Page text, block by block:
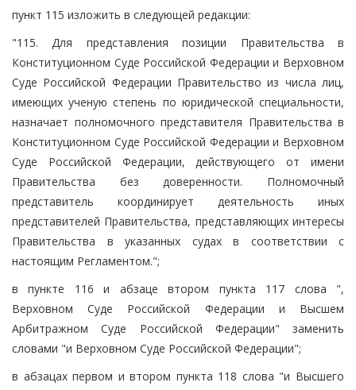
пункт 115 изложить в следующей редакции:
"115. Для представления позиции Правительства в
Конституционном Суде Российской Федерации и Верховном
Суде Российской Федерации Правительство из числа лиц,
имеющих ученую степень по юридической специальности,
назначает полномочного представителя Правительства в
Конституционном Суде Российской Федерации и Верховном
Суде Российской Федерации, действующего от имени
Правительства без доверенности. Полномочный
представитель координирует деятельность иных
представителей Правительства, представляющих интересы
Правительства в указанных судах в соответствии с
настоящим Регламентом.";
в пункте 116 и абзаце втором пункта 117 слова ",
Верховном Суде Российской Федерации и Высшем
Арбитражном Суде Российской Федерации" заменить
словами "и Верховном Суде Российской Федерации";
в абзацах первом и втором пункта 118 слова "и Высшего